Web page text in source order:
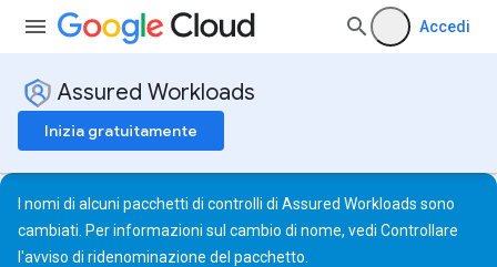
Accedi
Assured Workloads
Inizia gratuitamente
I nomi di alcuni pacchetti di controlli di Assured Workloads sono
cambiati. Per informazioni sul cambio di nome, vedi Controllare
l'avviso di ridenominazione del pacchetto